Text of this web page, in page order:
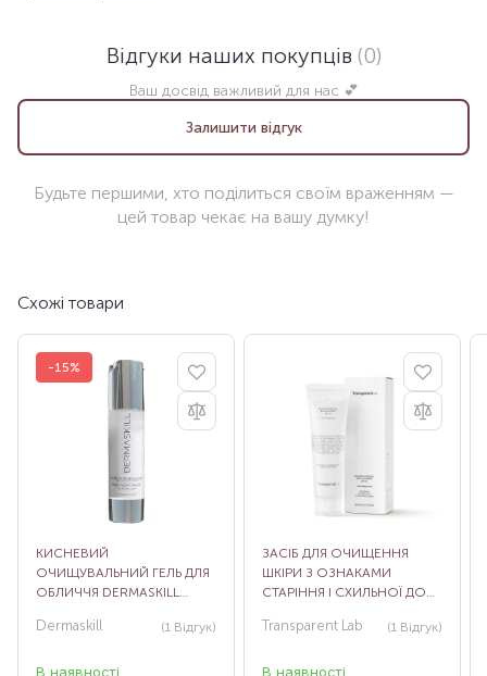
Відгуки наших покупців (0)
Ваш досвід важливий для нас 💕
Залишити відгук
Будьте першими, хто поділиться своїм враженням —
цей товар чекає на вашу думку!
Схожі товари
-15%
КИСНЕВИЙ
ОЧИЩУВАЛЬНИЙ ГЕЛЬ ДЛЯ
ОБЛИЧЧЯ DERMASKILL
50 МЛ
Dermaskill (1 Відгук)
В наявності
ЗАСІБ ДЛЯ ОЧИЩЕННЯ
ШКІРИ З ОЗНАКАМИ
СТАРІННЯ І СХИЛЬНОЇ ДО
BHA CLEANSER, 150 МЛ
Transparent Lab (1 Відгук)
В наявності